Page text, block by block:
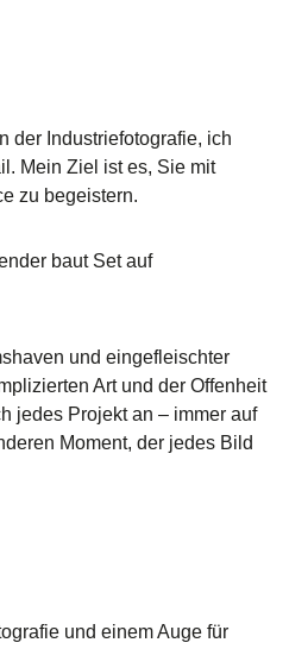
der Industriefotografie, ich
Mein Ziel ist es, Sie mit
zu begeistern.
und eingefleischter
Art und der Offenheit
jedes Projekt an – immer auf
Moment, der jedes Bild
und einem Auge für